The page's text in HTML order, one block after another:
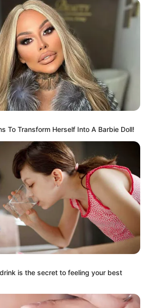
To Transform Herself Into A Barbie Doll!
is the secret to feeling your best